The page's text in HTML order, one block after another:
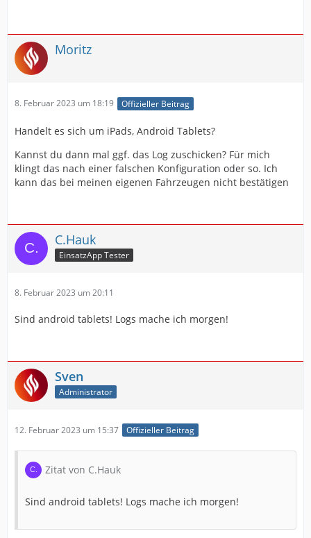
Moritz
8. Februar 2023 um 18:19 Offizieller Beitrag
Handelt es sich um iPads, Android Tablets?
Kannst du dann mal ggf. das Log zuschicken? Für mich
klingt das nach einer falschen Konfiguration oder so. Ich
kann das bei meinen eigenen Fahrzeugen nicht bestätigen
C.Hauk
EinsatzApp Tester
8. Februar 2023 um 20:11
Sind android tablets! Logs mache ich morgen!
Sven
Administrator
12. Februar 2023 um 15:37 Offizieller Beitrag
Zitat von C.Hauk
Sind android tablets! Logs mache ich morgen!